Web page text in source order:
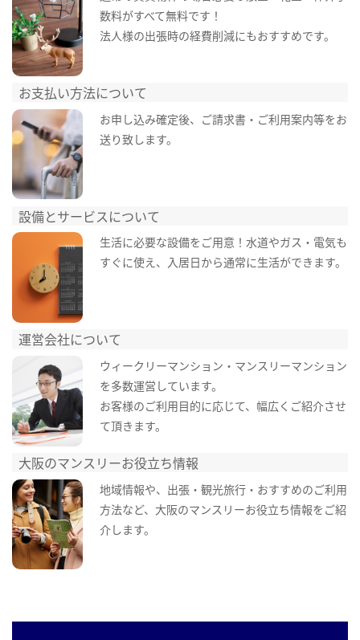
数料がすべて無料です！
法人様の出張時の経費削減にもおすすめです。
お支払い方法について
お申し込み確定後、ご請求書・ご利用案内等をお
送り致します。
設備とサービスについて
生活に必要な設備をご用意！水道やガス・電気も
すぐに使え、入居日から通常に生活ができます。
運営会社について
ウィークリーマンション・マンスリーマンション
を多数運営しています。
お客様のご利用目的に応じて、幅広くご紹介させ
て頂きます。
大阪のマンスリーお役立ち情報
地域情報や、出張・観光旅行・おすすめのご利用
方法など、大阪のマンスリーお役立ち情報をご紹
介します。